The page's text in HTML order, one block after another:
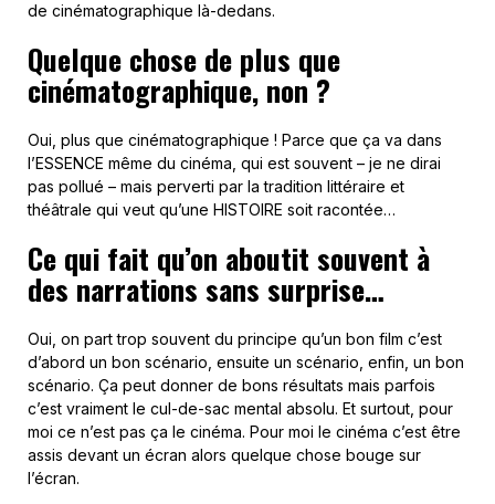
de cinématographique là-dedans.
Quelque chose de plus que
cinématographique, non ?
Oui, plus que cinématographique ! Parce que ça va dans
l’ESSENCE même du cinéma, qui est souvent – je ne dirai
pas pollué – mais perverti par la tradition littéraire et
théâtrale qui veut qu’une HISTOIRE soit racontée…
Ce qui fait qu’on aboutit souvent à
des narrations sans surprise…
Oui, on part trop souvent du principe qu’un bon film c’est
d’abord un bon scénario, ensuite un scénario, enfin, un bon
scénario. Ça peut donner de bons résultats mais parfois
c’est vraiment le cul-de-sac mental absolu. Et surtout, pour
moi ce n’est pas ça le cinéma. Pour moi le cinéma c’est être
assis devant un écran alors quelque chose bouge sur
l’écran.